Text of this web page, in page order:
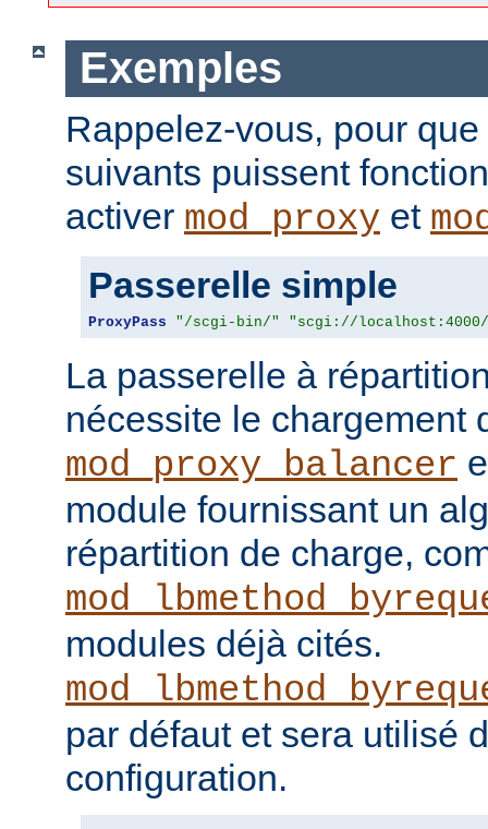
Exemples
Rappelez-vous, pour
suivants puissent
activer mod_proxy et
Passerelle simple
ProxyPass "/scgi-bin/" "scgi://
La passerelle à
nécessite le chargement
mod_proxy_balancer
module fournissant un
répartition de charge,
modules déjà cités.
par défaut et sera utilisé
configuration.